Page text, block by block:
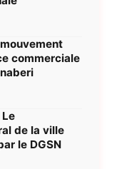
commerciale
de la ville
le DGSN